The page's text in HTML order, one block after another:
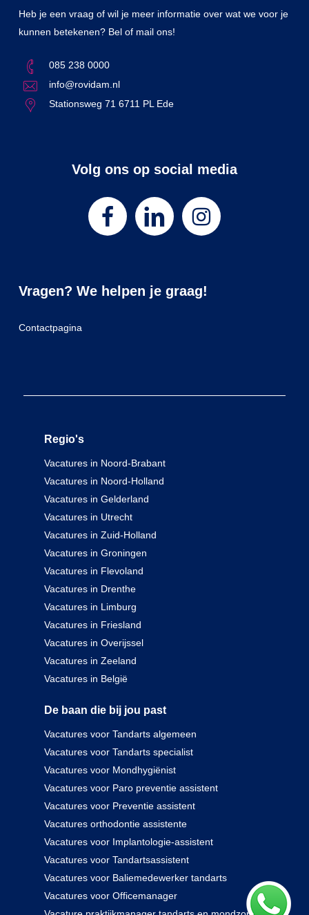
Heb je een vraag of wil je meer informatie over wat we voor je
kunnen betekenen? Bel of mail ons!
085 238 0000
info@rovidam.nl
Stationsweg 71 6711 PL Ede
Volg ons op social media
Vragen? We helpen je graag!
Contactpagina
Regio's
Vacatures in Noord-Brabant
Vacatures in Noord-Holland
Vacatures in Gelderland
Vacatures in Utrecht
Vacatures in Zuid-Holland
Vacatures in Groningen
Vacatures in Flevoland
Vacatures in Drenthe
Vacatures in Limburg
Vacatures in Friesland
Vacatures in Overijssel
Vacatures in Zeeland
Vacatures in België
De baan die bij jou past
Vacatures voor Tandarts algemeen
Vacatures voor Tandarts specialist
Vacatures voor Mondhygiënist
Vacatures voor Paro preventie assistent
Vacatures voor Preventie assistent
Vacatures orthodontie assistente
Vacatures voor Implantologie-assistent
Vacatures voor Tandartsassistent
Vacatures voor Baliemedewerker tandarts
Vacatures voor Officemanager